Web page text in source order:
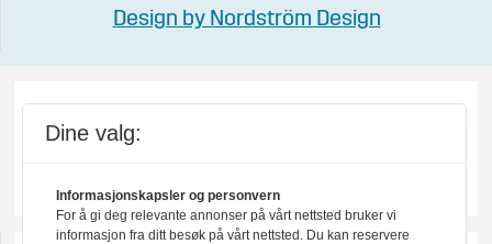
Design by Nordström Design
Dine valg:
Informasjonskapsler og personvern
For å gi deg relevante annonser på vårt nettsted bruker vi
informasjon fra ditt besøk på vårt nettsted. Du kan reservere